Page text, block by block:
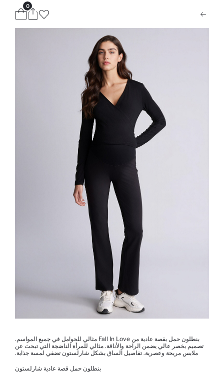
0
بنطلون حمل بقصة عادية من Fall In Love مثالي للحوامل في جميع المواسم.
تصميم بخصر عالي يضمن الراحة والأناقة. مثالي للمرأة الناضجة التي تبحث عن
ملابس مريحة وعصرية. تفاصيل الساق بشكل شارلستون تضفي لمسة جذابة.
بنطلون حمل قصة عادية شارلستون